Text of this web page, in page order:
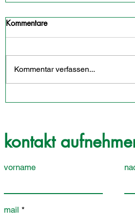
Kommentare
Kommentar verfassen...
kontakt
vorname
mail